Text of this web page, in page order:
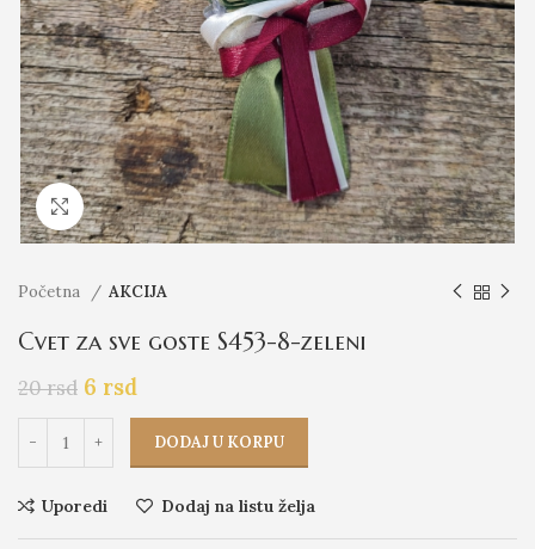
Click to enlarge
Početna AKCIJA
Cvet za sve goste S453-8-zeleni
20rsd 6 rsd
DODAJ U KORPU
Uporedi Dodaj na listu želja